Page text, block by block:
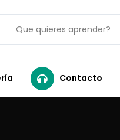
Contacto